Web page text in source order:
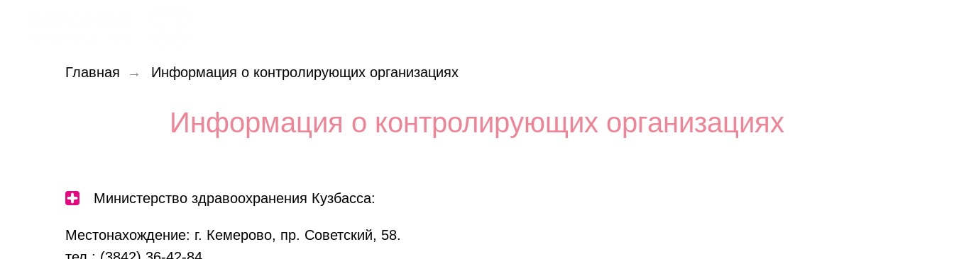
Главная → Информация о контролирующих организациях
Информация о контролирующих организациях
Министерство здравоохранения Кузбасса:
Местонахождение: г. Кемерово, пр. Советский, 58.